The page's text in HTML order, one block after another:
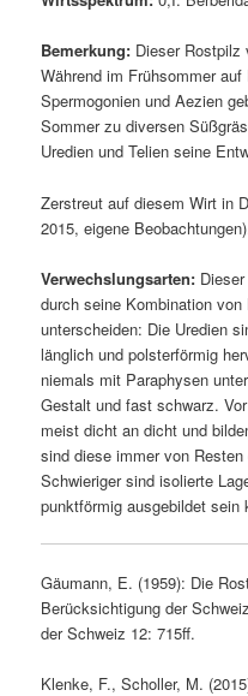
Bemerkung: Dieser Rostpilz
Während im Frühsommer
Spermogonien und Aezien
Sommer zu diversen
Uredien und Telien seine
Zerstreut auf diesem Wirt in
2015, eigene
Verwechslungsarten:
durch seine Kombination
unterscheiden: Die Uredien
länglich und polsterförmig
niemals mit Paraphysen
Gestalt und fast schwarz.
meist dicht an dicht und
sind diese immer von
Schwieriger sind isolierte
punktförmig ausgebildet sein
Gäumann, E. (1959): Die
Berücksichtigung der
der Schweiz 12: 715ff.
Klenke, F., Scholler, M.